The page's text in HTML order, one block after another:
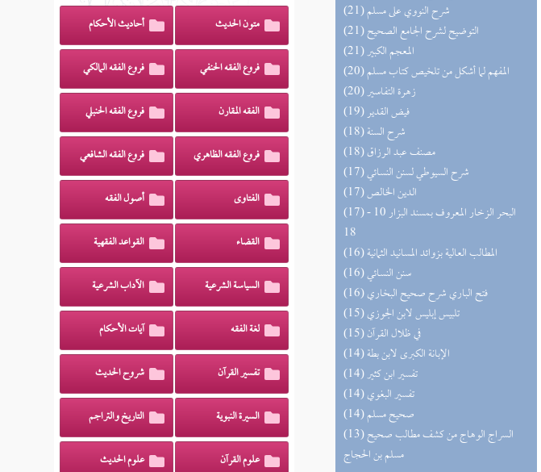
(21) شرح النووي على مسلم
(21) التوضيح لشرح الجامع الصحيح
(21) المعجم الكبير
(20) المفهم لما أشكل من تلخيص كتاب مسلم
(20) زهرة التفاسير
(19) فيض القدير
(18) شرح السنة
(18) مصنف عبد الرزاق
(17) شرح السيوطي لسنن النسائي
(17) الدين الخالص
(17) البحر الزخار المعروف بمسند البزار 10 -
18
(16) المطالب العالية بزوائد المسانيد الثمانية
(16) سنن النسائي
(16) فتح الباري شرح صحيح البخاري
(15) تلبيس إبليس لابن الجوزي
(15) في ظلال القرآن
(14) الإبانة الكبرى لابن بطة
(14) تفسير ابن كثير
(14) تفسير البغوي
(14) صحيح مسلم
(13) السراج الوهاج من كشف مطالب صحيح
مسلم بن الحجاج
متون الحديث أحاديث الأحكام
فروع الفقه الحنفي فروع الفقه المالكي
الفقه المقارن فروع الفقه الحنبلي
فروع الفقه الظاهري فروع الفقه الشافعي
الفتاوى أصول الفقه
القضاء القواعد الفقهية
السياسة الشرعية الآداب الشرعية
لغة الفقه آيات الأحكام
تفسير القرآن شروح الحديث
السيرة النبوية التاريخ والتراجم
علوم القرآن علوم الحديث